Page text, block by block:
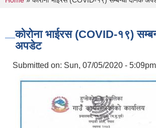
कोरोना भाईरस (COVID-१९)
अपडेट
Submitted on: Sun, 07/05/2020 - 5:09pm